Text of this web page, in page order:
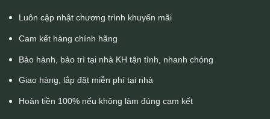
Luôn cập nhật chương trình khuyến mãi
Cam kết hàng chính hãng
Bảo hành, bảo trì tại nhà KH tận tình, nhanh chóng
Giao hàng, lắp đặt miễn phí tại nhà
Hoàn tiền 100% nếu không làm đúng cam kết